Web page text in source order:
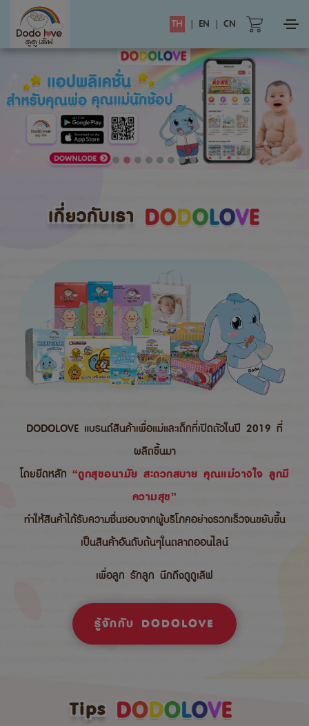
TH | EN | CN
เกี่ยวกับเรา
DODOLOVE แบรนด์สินค้าเพื่อแม่และเด็กที่เปิดตัวในปี 2019 ที่
ผลิตขึ้นมา
โดยยึดหลัก “ถูกสุขอนามัย สะดวกสบาย คุณแม่วางใจ ลูกมี
ความสุข”
ทำให้สินค้าได้รับความชื่นชอบจากผู้บริโภคอย่างรวกเร็วจนขยับขึ้น
เป็นสินค้าอันดับต้นๆในตลาดออนไลน์
เพื่อลูก รักลูก นึกถึงดูดูเลิฟ
รู้จักกับ DODOLOVE
Tips